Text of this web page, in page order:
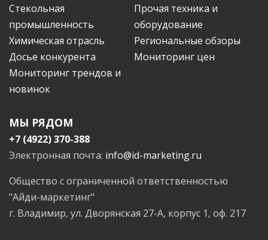
Стекольная
промышленность
Прочая техника и
оборудование
Химическая отрасль
Региональные обзоры
Досье конкурента
Мониторинг цен
Мониторинг трендов и
новинок
МЫ РЯДОМ
+7 (4922) 370-388
Электронная почта: info@id-marketing.ru
Общество с ограниченной ответственностью
"Айди-маркетинг"
г. Владимир, ул. Дворянская 27-А, корпус 1, оф. 217